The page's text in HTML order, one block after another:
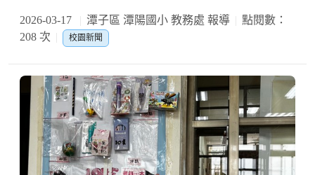
2026-03-17 潭子區 潭陽國小 教務處 報導
點閱數：
208 次
校園新聞